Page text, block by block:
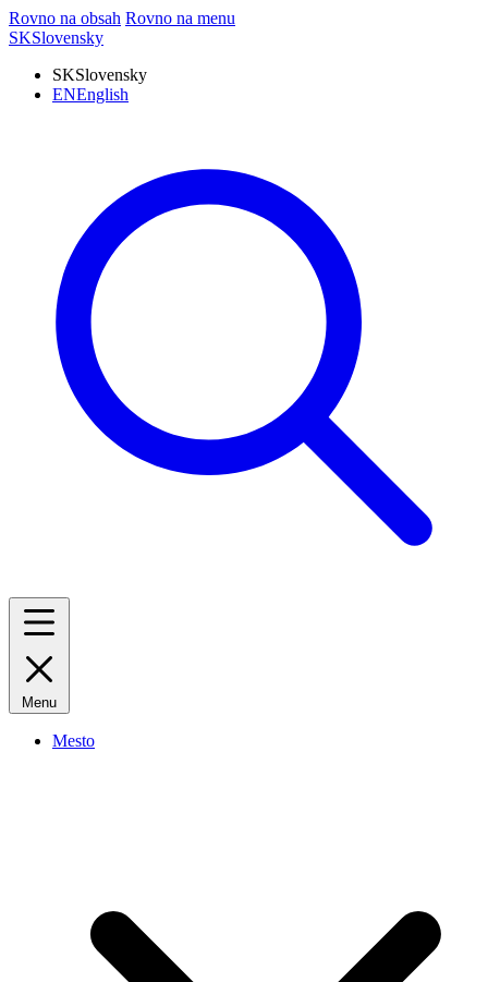
Rovno na obsah Rovno na menu
SKSlovensky
SKSlovensky
ENEnglish
Menu
Mesto